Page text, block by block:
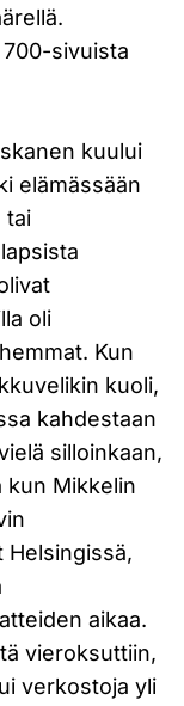
sivuista
kuului
elämässään
tai
oli
Kun
kuoli,
kahdestaan
silloinkaan,
kun Mikkelin
Helsingissä,
aikaa.
vieroksuttiin,
verkostoja yli